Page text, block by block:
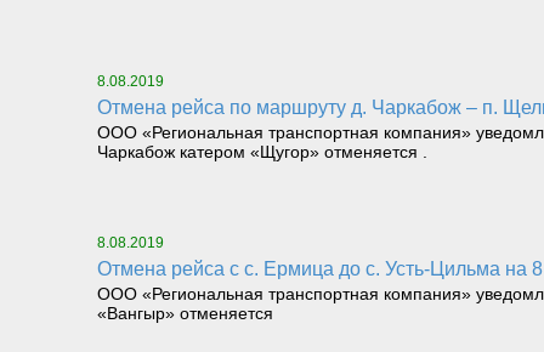
8.08.2019
Отмена рейса по маршруту д. Чаркабож – п.
ООО «Региональная транспортная компания»
Чаркабож катером «Щугор» отменяется .
8.08.2019
Отмена рейса с с. Ермица до с. Усть-Цильма на 8
ООО «Региональная транспортная компания»
«Вангыр» отменяется